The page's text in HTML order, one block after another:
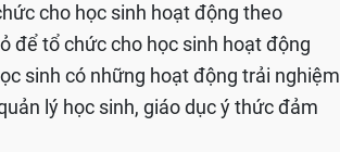
cho học sinh hoạt động theo
để tổ chức cho học sinh hoạt động
sinh có những hoạt động trải nghiệm
lý học sinh, giáo dục ý thức đảm